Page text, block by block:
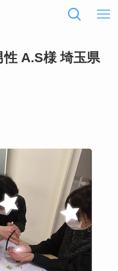
性 A.S様 埼玉県